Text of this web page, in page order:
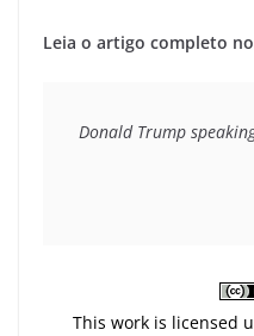
Leia o artigo completo
Donald Trump
This work is licensed